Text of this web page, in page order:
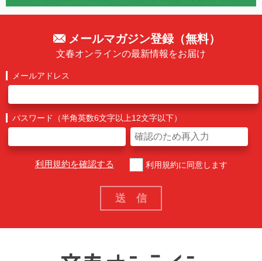
メールマガジン登録（無料）
文春オンラインの最新情報をお届け
メールアドレス
パスワード（半角英数6文字以上12文字以下）
利用規約を確認する 利用規約に同意します